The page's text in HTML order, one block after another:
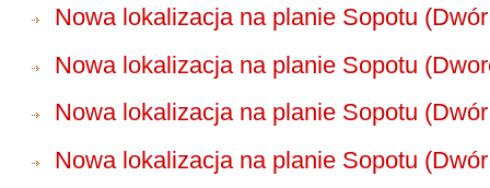
Nowa lokalizacja na planie Sopotu
Nowa lokalizacja na planie Sopotu
Nowa lokalizacja na planie Sopotu (Dwór
Nowa lokalizacja na planie Sopotu